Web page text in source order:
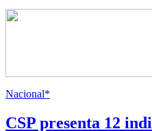
Nacional*
CSP presenta 12